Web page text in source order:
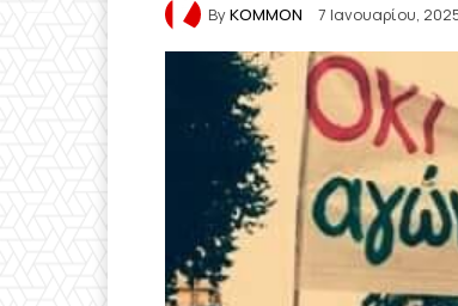
ByKOMMON 7 Ιανουαρίου,